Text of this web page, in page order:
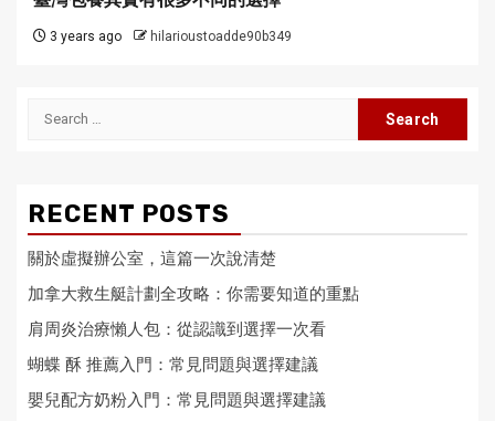
3 years ago hilarioustoadde90b349
Search
RECENT POSTS
關於虛擬辦公室，這篇一次說清楚
加拿大救生艇計劃全攻略：你需要知道的重點
肩周炎治療懶人包：從認識到選擇一次看
蝴蝶 酥 推薦入門：常見問題與選擇建議
嬰兒配方奶粉入門：常見問題與選擇建議